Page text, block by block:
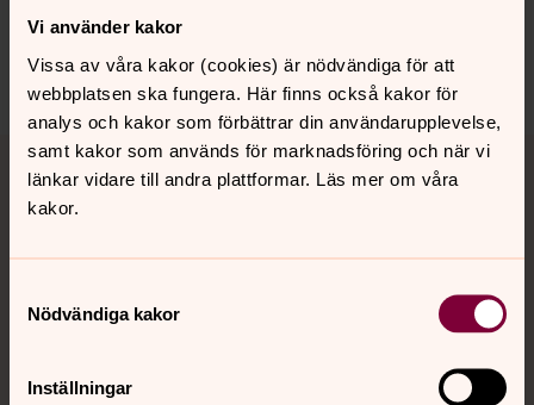
Vi använder kakor
Vissa av våra kakor (cookies) är nödvändiga för att
webbplatsen ska fungera. Här finns också kakor för
analys och kakor som förbättrar din användarupplevelse,
samt kakor som används för marknadsföring och när vi
länkar vidare till andra plattformar. Läs mer om våra
kakor.
Nödvändiga kakor
Inställningar
Dela
Tillbaka till toppen
Tillbaka till innehållet
Kontakt